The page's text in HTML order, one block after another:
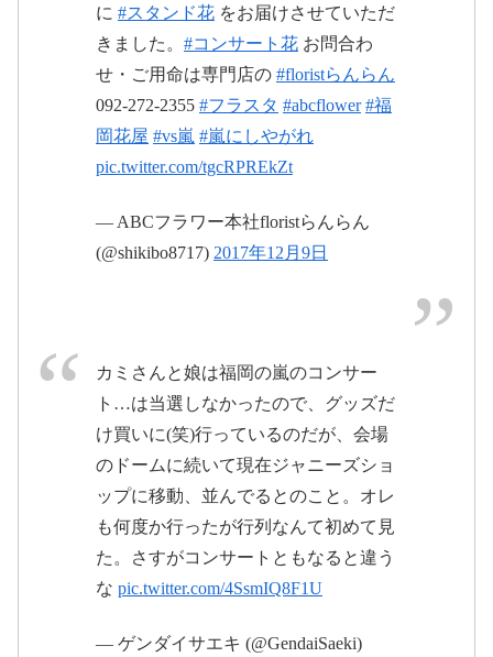
2017年12月9日
pic.twitter.com/qQqM6eAz5b
2017年12月8日
pic.twitter.com/3pVkFrpJ3o
2017年12月9
日
年12月8日
年12月8日
に #スタンド花 をお届けさせていただ
きました。 #コンサート花 お問合わ
せ・ご用命は専門店の #floristらんらん
092-272-2355 #フラスタ #abcflower #福
岡花屋 #vs嵐 #嵐にしやがれ
pic.twitter.com/tgcRPREkZt
— ABCフラワー本社floristらんらん
(@shikibo8717) 2017年12月9日
カミさんと娘は福岡の嵐のコンサー
ト…は当選しなかったので、グッズだ
け買いに(笑)行っているのだが、会場
のドームに続いて現在ジャニーズショ
ップに移動、並んでるとのこと。オレ
も何度か行ったが行列なんて初めて見
た。さすがコンサートともなると違う
な pic.twitter.com/4SsmIQ8F1U
— ゲンダイサエキ (@GendaiSaeki)